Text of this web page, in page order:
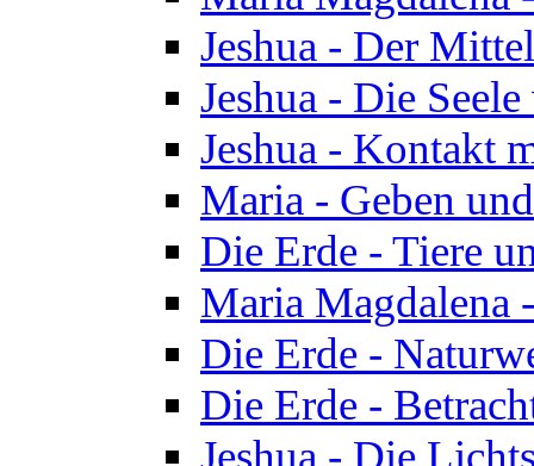
Jeshua - Der
Jeshua - Die
Jeshua - Kontakt
Maria - Geben
Die Erde - Tiere
Maria Magdalena
Die Erde -
Die Erde -
Jeshua - Die